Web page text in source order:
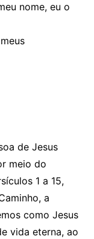
nome, eu o
de Jesus
meio do
1 a 15,
a
como Jesus
vida eterna, ao